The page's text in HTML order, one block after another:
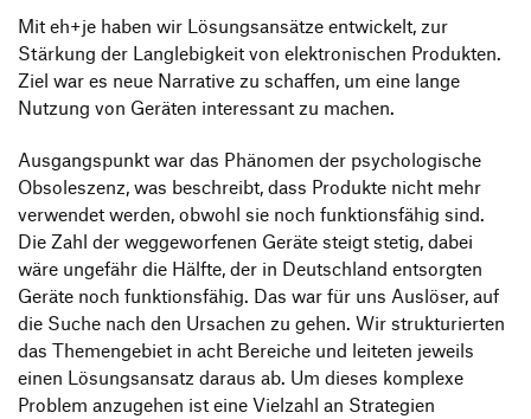
Mit eh+je haben wir Lösungsansätze entwickelt, zur
Stärkung der Langlebigkeit von elektronischen Produkten.
Ziel war es neue Narrative zu schaffen, um eine lange
Nutzung von Geräten interessant zu machen.
Ausgangspunkt war das Phänomen der psychologische
Obsoleszenz, was beschreibt, dass Produkte nicht mehr
verwendet werden, obwohl sie noch funktionsfähig sind.
Die Zahl der weggeworfenen Geräte steigt stetig, dabei
wäre ungefähr die Hälfte, der in Deutschland entsorgten
Geräte noch funktionsfähig. Das war für uns Auslöser, auf
die Suche nach den Ursachen zu gehen. Wir strukturierten
das Themengebiet in acht Bereiche und leiteten jeweils
einen Lösungsansatz daraus ab. Um dieses komplexe
Problem anzugehen ist eine Vielzahl an Strategien